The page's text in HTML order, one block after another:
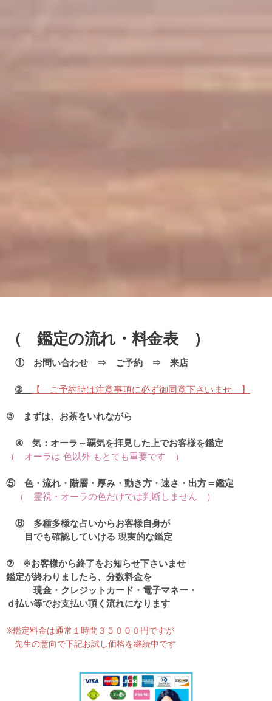
（ 鑑定の流れ・料金表 ）
① お問い合わせ ⇒ ご予約 ⇒ 来店
② 【 ご予約時は注意事項に必ず御同意下さいませ 】
③ まずは、お茶をいれながら
④ 気：オーラ～覇気を拝見した上でお客様を鑑定
（
オーラは 色以外 もとても重要です ）
⑤ 色・流れ・階層・厚み・動き方・速さ・出方＝鑑定
（ 霊視・オーラの色だけでは判断しません ）
⑥ 多種多様な占いからお客様自身が
目でも確認していける 現実的な鑑定
⑦ ※お客様から終了をお知らせ下さいませ
鑑定が終わりましたら、分数料金を
現金・クレジットカード・電子マネー・
ｄ払い等でお支払い頂く流れになります
※鑑定料金は通常１時間３５０００円ですが
先生の意向で下記お試し価格を継続中です